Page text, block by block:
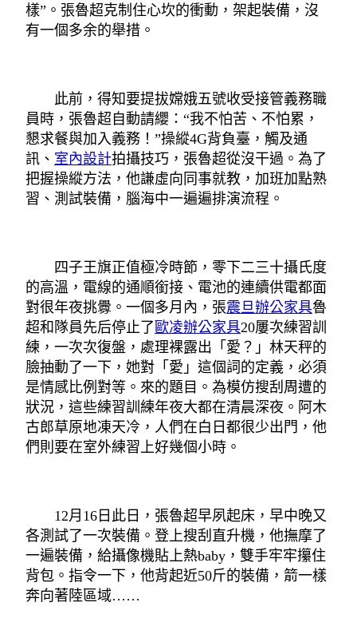
樣”。張魯超克制住心坎的衝動，架起裝備，沒
有一個多余的舉措。
此前，得知要提拔嫦娥五號收受接管義務職
員時，張魯超自動請纓：“我不怕苦、不怕累，
懇求餐與加入義務！”操縱4G背負臺，觸及通
訊、 室內設計拍攝技巧，張魯超從沒干過。為了
把握操縱方法，他謙虛向同事就教，加班加點熟
習、測試裝備，腦海中一遍遍排演流程。
四子王旗正值極冷時節，零下二三十攝氏度
的高溫，電線的通順銜接、電池的連續供電都面
對很年夜挑釁。一個多月內，張震旦辦公家具魯
超和隊員先后停止了歐凌辦公家具20屢次練習訓
練，一次次復盤，處理裸露出「愛？」林天秤的
臉抽動了一下，她對「愛」這個詞的定義，必須
是情感比例對等。來的題目。為模仿搜刮周遭的
狀況，這些練習訓練年夜大都在清晨深夜。阿木
古郎草原地凍天冷，人們在白日都很少出門，他
們則要在室外練習上好幾個小時。
12月16日此日，張魯超早夙起床，早中晚又
各測試了一次裝備。登上搜刮直升機，他撫摩了
一遍裝備，給攝像機貼上熱baby，雙手牢牢攥住
背包。指令一下，他背起近50斤的裝備，箭一樣
奔向著陸區域……